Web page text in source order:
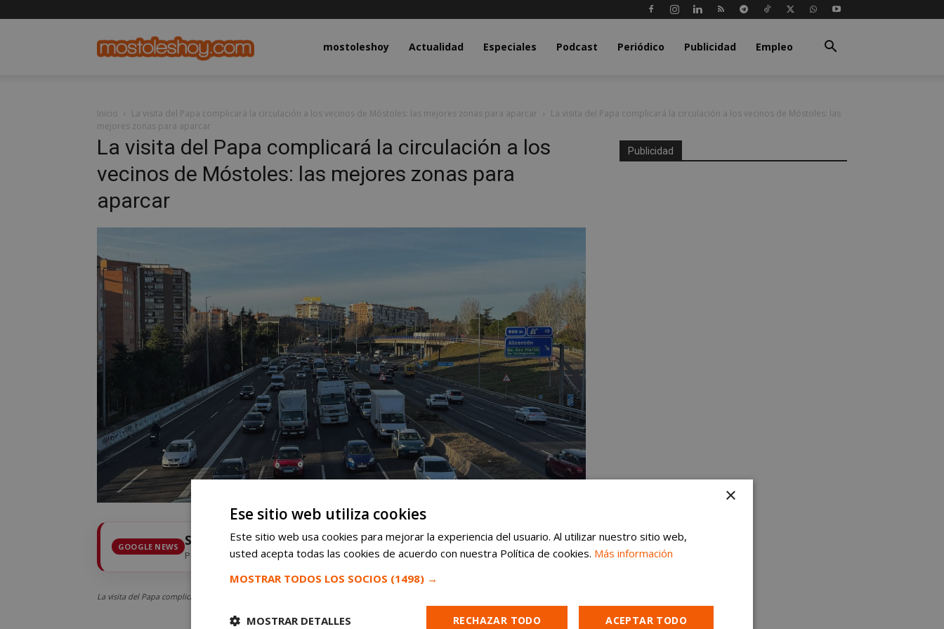
mostoleshoy.commostoleshoy Actualidad Especiales Podcast Periódico Publicidad Empleo
Inicio La visita del Papa complicará la circulación a los vecinos de Móstoles: las mejores zonas para aparcar
La visita del Papa complicará la circulación a los vecinos de Móstoles: las
mejores zonas para aparcar
La visita del Papa complicará la circulación a los
vecinos de Móstoles: las mejores zonas para
aparcar
GOOGLE NEWS Sigue mostoleshoy.comen Google News ⭐
Pulsa la estrella y recibe las noticias de Móstoles al instante
La visita del Papa complicará la circulación a los vecinos de Móstoles: las mejores zonas para aparcar
Publicidad
×
Ese sitio web utiliza cookies
Este sitio web usa cookies para mejorar la experiencia del usuario. Al utilizar nuestro sitio web,
usted acepta todas las cookies de acuerdo con nuestra Política de cookies. Más información
MOSTRAR TODOS LOS SOCIOS (1498) →
ACEPTAR TODO
RECHAZAR TODO
MOSTRAR DETALLES